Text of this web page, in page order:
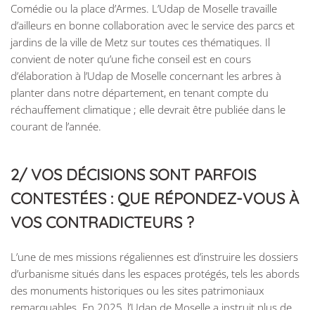
Comédie ou la place d’Armes. L’Udap de Moselle travaille
d’ailleurs en bonne collaboration avec le service des parcs et
jardins de la ville de Metz sur toutes ces thématiques. Il
convient de noter qu’une fiche conseil est en cours
d’élaboration à l’Udap de Moselle concernant les arbres à
planter dans notre département, en tenant compte du
réchauffement climatique ; elle devrait être publiée dans le
courant de l’année.
2/ VOS DÉCISIONS SONT PARFOIS
CONTESTÉES : QUE RÉPONDEZ-VOUS À
VOS CONTRADICTEURS ?
L’une de mes missions régaliennes est d’instruire les dossiers
d’urbanisme situés dans les espaces protégés, tels les abords
des monuments historiques ou les sites patrimoniaux
remarquables. En 2025, l’Udap de Moselle a instruit plus de